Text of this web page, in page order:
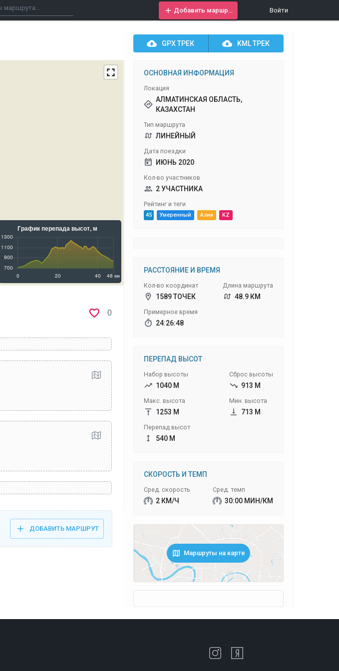
Войти
0
ДОБАВИТЬ МАРШРУТ
GPXТРЕК KMLТРЕК
ОСНОВНАЯ ИНФОРМАЦИЯ
Локация
АЛМАТИНСКАЯ ОБЛАСТЬ,
КАЗАХСТАН
Тип маршрута
ЛИНЕЙНЫЙ
Дата поездки
ИЮНЬ 2020
Кол-во участников
2 УЧАСТНИКА
Рейтинг и теги
45 Умеренный Азия KZ
РАССТОЯНИЕ И ВРЕМЯ
Кол-во координат
1589 ТОЧЕК
Примерное время
24:26:48
Длина маршрута
48.9 КМ
ПЕРЕПАД ВЫСОТ
Набор высоты
1040 М
Макс. высота
1253 М
Перепад высот
540 М
Сброс высоты
913 М
Мин. высота
713 М
СКОРОСТЬ И ТЕМП
Сред. скорость
2 КМ/Ч
Сред. темп
30:00 МИН/КМ
Маршруты на карте